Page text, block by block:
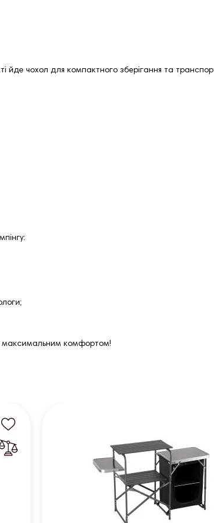
йде чохол для компактного зберігання та
максимальним комфортом!